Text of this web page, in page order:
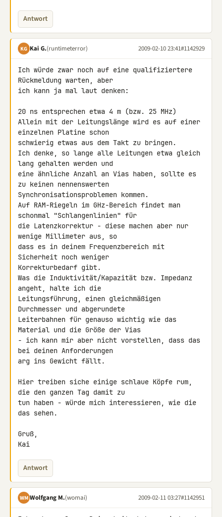
Antwort
KG Kai G.(runtimeterror) 2009-02-10 23:41#1142929
Ich würde zwar noch auf eine qualifiziertere
Rückmeldung warten, aber
ich kann ja mal laut denken:
20 ns entsprechen etwa 4 m (bzw. 25 MHz)
Allein mit der Leitungslänge wird es auf einer
einzelnen Platine schon
schwierig etwas aus dem Takt zu bringen.
Ich denke, so lange alle Leitungen etwa gleich
lang gehalten werden und
eine ähnliche Anzahl an Vias haben, sollte es
zu keinen nennenswerten
Synchronisationsproblemen kommen.
Auf RAM-Riegeln im GHz-Bereich findet man
schonmal "Schlangenlinien" für
die Latenzkorrektur - diese machen aber nur
wenige Millimeter aus, so
dass es in deinem Frequenzbereich mit
Sicherheit noch weniger
Korrekturbedarf gibt.
Was die Induktivität/Kapazität bzw. Impedanz
angeht, halte ich die
Leitungsführung, einen gleichmäßigen
Durchmesser und abgerundete
Leiterbahnen für genauso wichtig wie das
Material und die Größe der Vias
- ich kann mir aber nicht vorstellen, dass das
bei deinen Anforderungen
arg ins Gewicht fällt.
Hier treiben siche einige schlaue Köpfe rum,
die den ganzen Tag damit zu
tun haben - würde mich interessieren, wie die
das sehen.
Gruß,
Kai
Antwort
WM Wolfgang M.(womai) 2009-02-11 03:27#1142951